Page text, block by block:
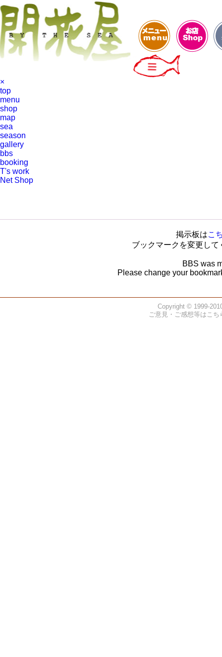
×
top
menu
shop
map
sea
season
gallery
bbs
booking
T's work
Net Shop
掲示板はこ
ブックマークを変更し
BBS was
Please change your
Copyright © 1999-
ご意見・ご感想等はこ